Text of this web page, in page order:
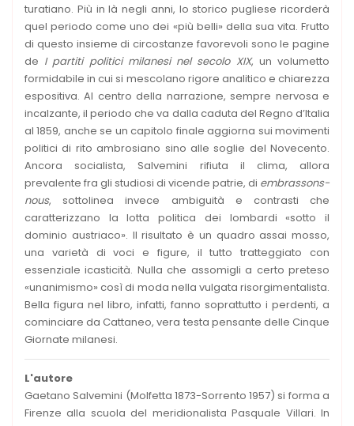
turatiano. Più in là negli anni, lo storico pugliese ricorderà
quel periodo come uno dei «più belli» della sua vita. Frutto
di questo insieme di circostanze favorevoli sono le pagine
de I partiti politici milanesi nel secolo XIX, un volumetto
formidabile in cui si mescolano rigore analitico e chiarezza
espositiva. Al centro della narrazione, sempre nervosa e
incalzante, il periodo che va dalla caduta del Regno d’Italia
al 1859, anche se un capitolo finale aggiorna sui movimenti
politici di rito ambrosiano sino alle soglie del Novecento.
Ancora socialista, Salvemini rifiuta il clima, allora
prevalente fra gli studiosi di vicende patrie, di embrassons-
nous, sottolinea invece ambiguità e contrasti che
caratterizzano la lotta politica dei lombardi «sotto il
dominio austriaco». Il risultato è un quadro assai mosso,
una varietà di voci e figure, il tutto tratteggiato con
essenziale icasticità. Nulla che assomigli a certo preteso
«unanimismo» così di moda nella vulgata risorgimentalista.
Bella figura nel libro, infatti, fanno soprattutto i perdenti, a
cominciare da Cattaneo, vera testa pensante delle Cinque
Giornate milanesi.
L'autore
Gaetano Salvemini (Molfetta 1873-Sorrento 1957) si forma a
Firenze alla scuola del meridionalista Pasquale Villari. In